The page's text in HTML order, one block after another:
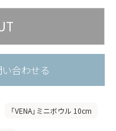
合わせる
「VENA」ミニボウル 10cm